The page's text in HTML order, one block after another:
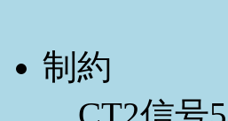
制約